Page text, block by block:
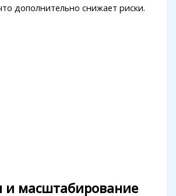
дополнительно снижает риски.
и масштабирование